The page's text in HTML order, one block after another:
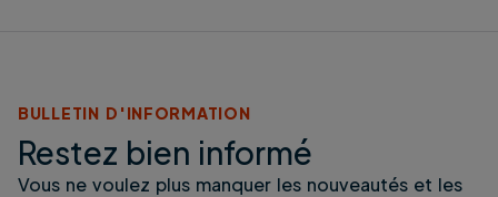
Restez bien informé
BULLETIN D'INFORMATION
Vous ne voulez plus manquer les nouveautés et les